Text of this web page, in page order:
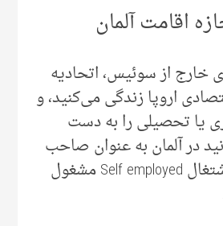
اقامت آلمان
خارج از سوئیس، اتحادیه
اروپا زندگی‌ می‌کنید، و
یا تحصیلی‌ را به دست
در آلمان به عنوان صاحب
کار آزاد یا خود اشتغال Self employed مشغول